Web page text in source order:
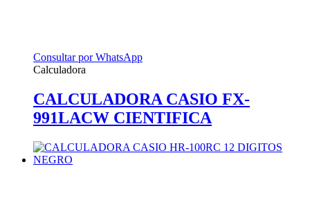
Consultar por WhatsApp
Calculadora
CALCULADORA CASIO FX-
991LACW CIENTIFICA